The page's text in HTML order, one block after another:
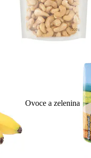
Ovoce a zelenina